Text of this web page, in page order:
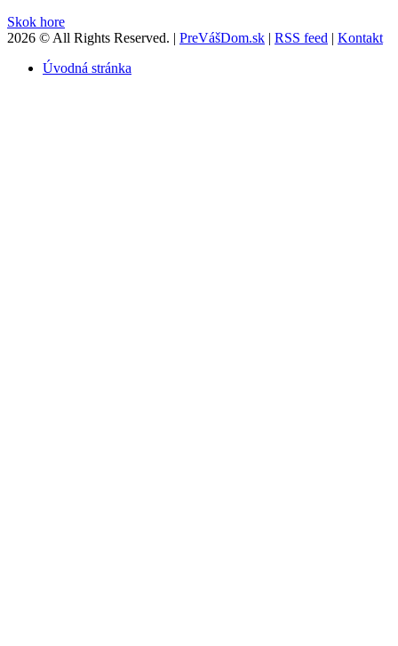
Skok hore
2026 © All Rights Reserved. | PreVášDom.sk | RSS feed | Kontakt
Úvodná stránka